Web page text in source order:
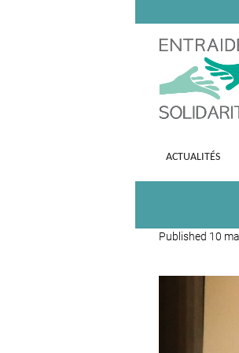
ACTUALITÉS
Published 10